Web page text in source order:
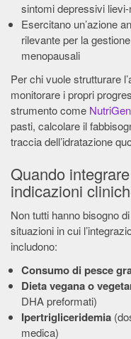
sintomi depressivi
Esercitano un’azione
rilevante per la
menopausali
Per chi vuole strutturare
monitorare i propri
strumento come
pasti, calcolare il
traccia dell’idratazione
Quando
indicazioni
Non tutti hanno bisogno
situazioni in cui
includono:
Consumo di pesce
Dieta vegana o
DHA preformati)
Ipertrigliceridemia
medica)